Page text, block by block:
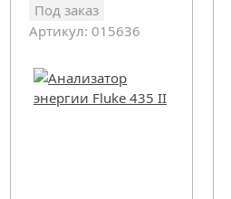
Под заказ
Артикул: 015636